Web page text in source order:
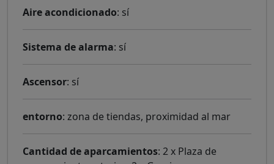
Aire acondicionado: sí
Sistema de alarma: sí
Ascensor: sí
entorno: zona de tiendas, proximidad al mar
Cantidad de aparcamientos: 2 x Plaza de